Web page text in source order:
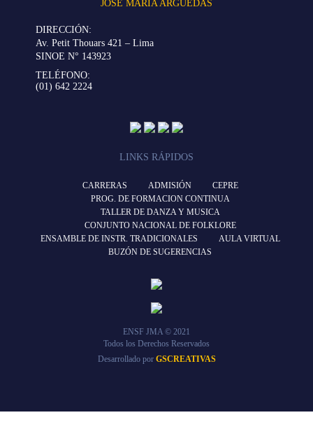
JOSÉ MARÍA ARGUEDAS
DIRECCIÓN:
Av. Petit Thouars 421 – Lima
SINOE N° 143923
TELÉFONO:
(01) 642 2224
LINKS RÁPIDOS
CARRERAS ADMISIÓN
CEPRE
PROG. DE FORMACION CONTINUA
TALLER DE DANZA Y MUSICA
CONJUNTO NACIONAL DE FOLKLORE
ENSAMBLE DE INSTR. TRADICIONALES
AULA VIRTUAL
BUZÓN DE SUGERENCIAS
ENSF JMA © 2021
Todos los Derechos Reservados
Desarrollado por GSCREATIVAS